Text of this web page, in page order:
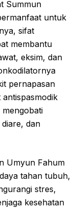
Summun
untuk
sifat
membantu
eksim, dan
pernapasan
dan
Umyun Fahum
tahan tubuh,
stres,
kesehatan